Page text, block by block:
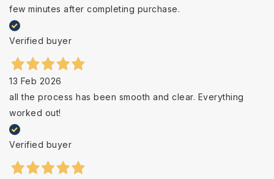
few minutes after completing purchase.
Verified buyer
13 Feb 2026
all the process has been smooth and clear. Everything
worked out!
Verified buyer